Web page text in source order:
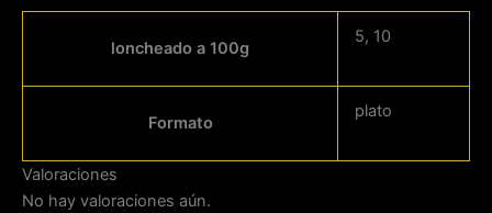
loncheado a 100g
5, 10
Formato
plato
Valoraciones
No hay valoraciones aún.